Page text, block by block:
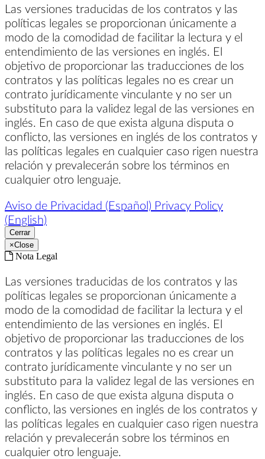
Las versiones traducidas de los contratos y las
políticas legales se proporcionan únicamente a
modo de la comodidad de facilitar la lectura y el
entendimiento de las versiones en inglés. El
objetivo de proporcionar las traducciones de los
contratos y las políticas legales no es crear un
contrato jurídicamente vinculante y no ser un
substituto para la validez legal de las versiones en
inglés. En caso de que exista alguna disputa o
conflicto, las versiones en inglés de los contratos y
las políticas legales en cualquier caso rigen nuestra
relación y prevalecerán sobre los términos en
cualquier otro lenguaje.
Aviso de Privacidad (Español) Privacy Policy
(English)
Cerrar
×Close
Nota Legal
Las versiones traducidas de los contratos y las
políticas legales se proporcionan únicamente a
modo de la comodidad de facilitar la lectura y el
entendimiento de las versiones en inglés. El
objetivo de proporcionar las traducciones de los
contratos y las políticas legales no es crear un
contrato jurídicamente vinculante y no ser un
substituto para la validez legal de las versiones en
inglés. En caso de que exista alguna disputa o
conflicto, las versiones en inglés de los contratos y
las políticas legales en cualquier caso rigen nuestra
relación y prevalecerán sobre los términos en
cualquier otro lenguaje.